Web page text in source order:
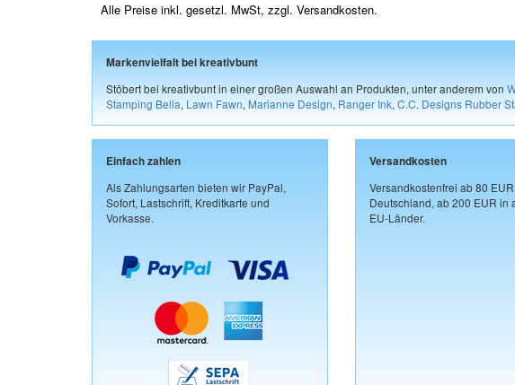
Alle Preise inkl. gesetzl. MwSt, zzgl. Versandkosten.
Markenvielfalt bei kreativbunt
Stöbert bei kreativbunt in einer großen Auswahl an Produkten, unter anderem von
Stamping Bella, Lawn Fawn, Marianne Design, Ranger Ink, C.C. Designs Rubber
Einfach zahlen
Als Zahlungsarten bieten wir PayPal,
Sofort, Lastschrift, Kreditkarte und
Vorkasse.
Versandkosten
Versandkostenfrei ab 80
Deutschland, ab 200 EUR in
EU-Länder.